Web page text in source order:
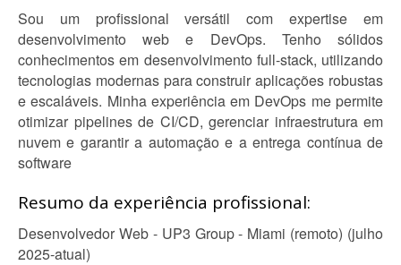
Sou um profissional versátil com expertise em
desenvolvimento web e DevOps. Tenho sólidos
conhecimentos em desenvolvimento full-stack, utilizando
tecnologias modernas para construir aplicações robustas
e escaláveis. Minha experiência em DevOps me permite
otimizar pipelines de CI/CD, gerenciar infraestrutura em
nuvem e garantir a automação e a entrega contínua de
software
Resumo da experiência profissional:
Desenvolvedor Web - UP3 Group - Miami (remoto) (julho
2025-atual)